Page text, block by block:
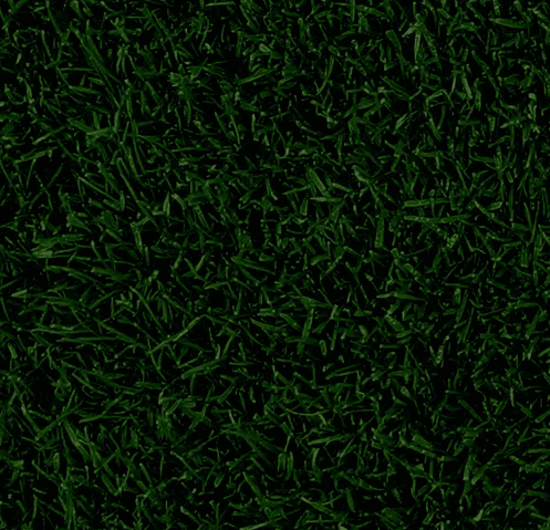
格瓦迪奥尔 曼城续约 约什科·格瓦迪奥尔 曼城后防
队、轮次与黄牌停赛规则
赛日期、20支参赛队伍、总轮数，详解英超累计黄牌停赛规则。
2026/27英超 英超开赛时间 英超一共有多少轮 英超黄牌停赛规则
补强备战新赛季
马、巴萨持续推进引援谈判。多名世界杯国脚陆续归队，联赛将于8月中旬打
·西甲 2026/27西甲 皇马 巴塞罗那
7个正赛名额争夺开启
各路球队全力冲击36队联赛阶段剩余席位。豪门加紧阵容磨合，向着欧冠冠军
2026/27欧冠 欧冠资格赛 欧冠联赛阶段 欧冠附加赛